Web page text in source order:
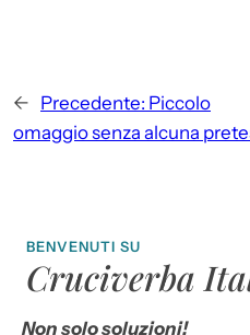
← Precedente: Piccolo
omaggio senza alcuna
BENVENUTI SU
Cruciverba
Non solo soluzioni!